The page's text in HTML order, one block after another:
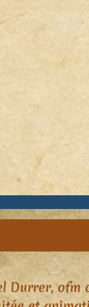
Durrer, ofm